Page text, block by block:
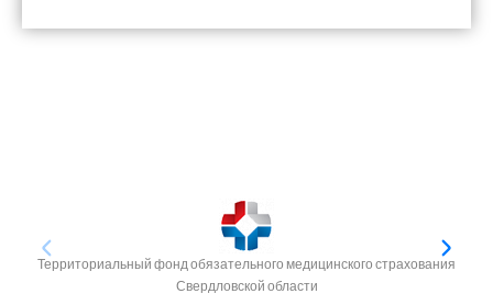
Территориальный фонд обязательного медицинского страхования
Свердловской области